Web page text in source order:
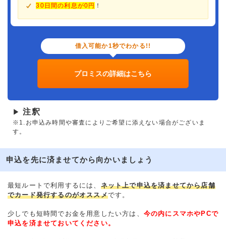
30日間の利息が0円 ！
借入可能か1秒でわかる!!
プロミスの詳細はこちら
▶ 注釈
※1.お申込み時間や審査によりご希望に添えない場合がございま
す。
申込を先に済ませてから向かいましょう
最短ルートで利用するには、 ネット上で申込を済ませてから店舗
でカード発行するのがオススメです。
少しでも短時間でお金を用意したい方は、 今の内にスマホやPCで
申込を済ませておいてください。